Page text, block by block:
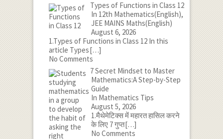
Types of Functions in Class 12
In 12th Mathematics(English),
JEE MAINS Maths(English)
August 6, 2026
1.Types of Functions in Class 12 In this
article Types[…]
No Comments
7 Secret Mindset to Master
Mathematics:A Step-by-Step
Guide
In Mathematics Tips
August 5, 2026
1.मैथेमेटिक्स में महारत हासिल करने
के लिए 7 गुप्त[…]
No Comments